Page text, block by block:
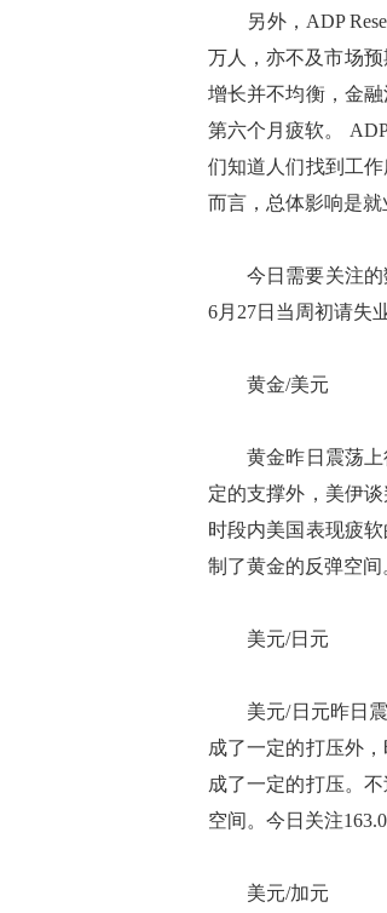
另外，ADP
万人，亦不及市场
增长并不均衡，金
第六个月疲软。
们知道人们找到工
而言，总体影响是就
今日需要关注的数
6月27日当周初请失
黄金/美元
黄金昨日震荡上行
定的支撑外，美伊
时段内美国表现疲
制了黄金的反弹空间
美元/日元
美元/日元昨日震
成了一定的打压外
成了一定的打压。
空间。今日关注
美元/加元